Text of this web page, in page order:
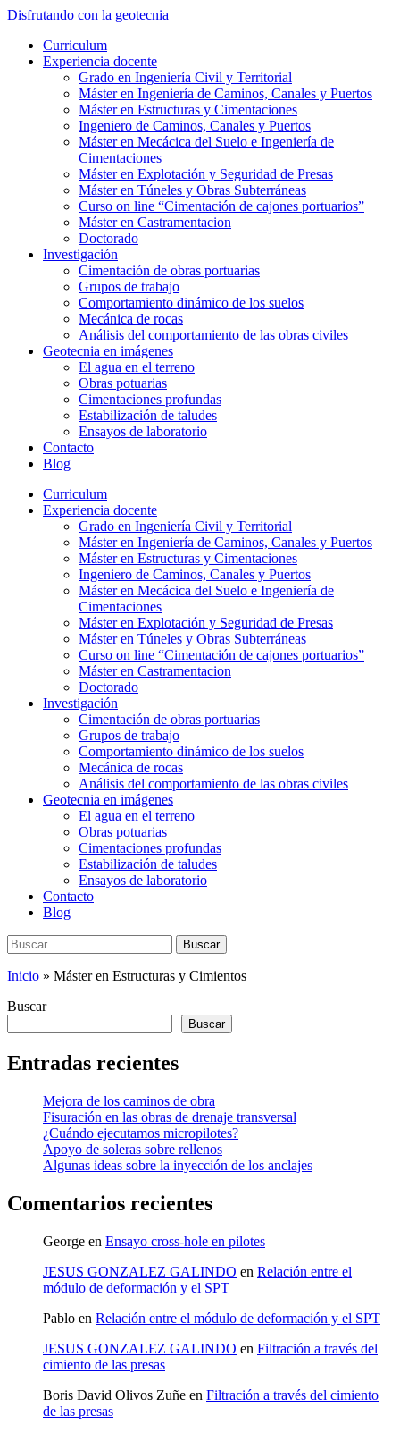
Saltar
contenido
principal
Disfrutando con la geotecnia
AlternarCurriculum
Experiencia docente
Grado en Ingeniería Civil y Territorial
Máster en Ingeniería de Caminos, Canales y Puertos
Máster en Estructuras y Cimentaciones
Ingeniero de Caminos, Canales y Puertos
Máster en Mecácica del Suelo e Ingeniería de
Cimentaciones
Máster en Explotación y Seguridad de Presas
Máster en Túneles y Obras Subterráneas
Curso on line “Cimentación de cajones portuarios”
Máster en Castramentacion
Doctorado
Investigación
Cimentación de obras portuarias
Grupos de trabajo
Comportamiento dinámico de los suelos
Mecánica de rocas
Análisis del comportamiento de las obras civiles
Geotecnia en imágenes
El agua en el terreno
Obras potuarias
Cimentaciones profundas
Estabilización de taludes
Ensayos de laboratorio
Contacto
Blog
Curriculum
Experiencia docente
Grado en Ingeniería Civil y Territorial
Máster en Ingeniería de Caminos, Canales y Puertos
Máster en Estructuras y Cimentaciones
Ingeniero de Caminos, Canales y Puertos
Máster en Mecácica del Suelo e Ingeniería de
Cimentaciones
Máster en Explotación y Seguridad de Presas
Máster en Túneles y Obras Subterráneas
Curso on line “Cimentación de cajones portuarios”
Máster en Castramentacion
Doctorado
Investigación
Cimentación de obras portuarias
Grupos de trabajo
Comportamiento dinámico de los suelos
Mecánica de rocas
Análisis del comportamiento de las obras civiles
Geotecnia en imágenes
El agua en el terreno
Obras potuarias
Cimentaciones profundas
Estabilización de taludes
Ensayos de laboratorio
Contacto
Blog
Buscar:
Buscar
Inicio » Máster en Estructuras y Cimientos
Buscar
Buscar
Entradas recientes
Mejora de los caminos de obra
Fisuración en las obras de drenaje transversal
¿Cuándo ejecutamos micropilotes?
Apoyo de soleras sobre rellenos
Algunas ideas sobre la inyección de los anclajes
Comentarios recientes
George en Ensayo cross-hole en pilotes
JESUS GONZALEZ GALINDO en Relación entre el
módulo de deformación y el SPT
Pablo en Relación entre el módulo de deformación y el SPT
JESUS GONZALEZ GALINDO en Filtración a través del
cimiento de las presas
Boris David Olivos Zuñe en Filtración a través del cimiento
de las presas